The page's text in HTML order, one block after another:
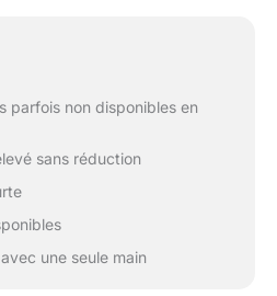
parfois non disponibles en
sans réduction
une seule main